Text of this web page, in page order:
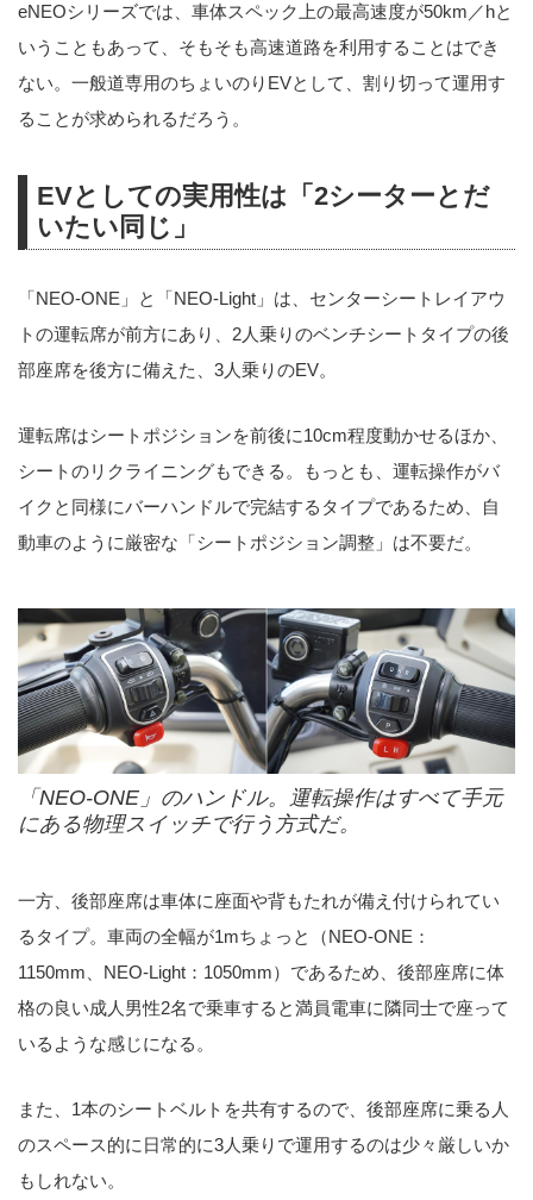
eNEOシリーズでは、車体スペック上の最高速度が50km／hと
いうこともあって、そもそも高速道路を利用することはでき
ない。一般道専用のちょいのりEVとして、割り切って運用す
ることが求められるだろう。
EVとしての実用性は「2シーターとだ
いたい同じ」
「NEO-ONE」と「NEO-Light」は、センターシートレイアウ
トの運転席が前方にあり、2人乗りのベンチシートタイプの後
部座席を後方に備えた、3人乗りのEV。
運転席はシートポジションを前後に10cm程度動かせるほか、
シートのリクライニングもできる。もっとも、運転操作がバ
イクと同様にバーハンドルで完結するタイプであるため、自
動車のように厳密な「シートポジション調整」は不要だ。
「NEO-ONE」のハンドル。運転操作はすべて手元
にある物理スイッチで行う方式だ。
一方、後部座席は車体に座面や背もたれが備え付けられてい
るタイプ。車両の全幅が1mちょっと（NEO-ONE：
1150mm、NEO-Light：1050mm）であるため、後部座席に体
格の良い成人男性2名で乗車すると満員電車に隣同士で座って
いるような感じになる。
また、1本のシートベルトを共有するので、後部座席に乗る人
のスペース的に日常的に3人乗りで運用するのは少々厳しいか
もしれない。